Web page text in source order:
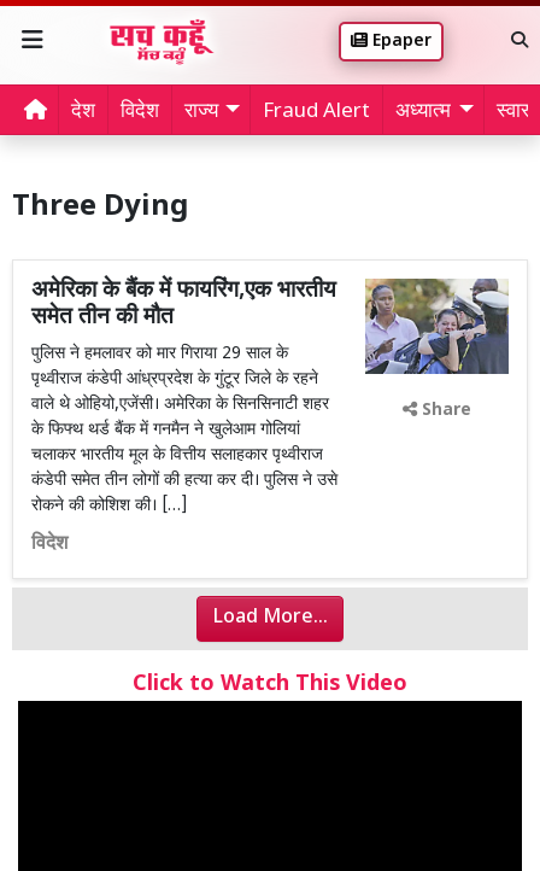
Epaper
देश विदेश राज्य Fraud Alert अध्यात्म
Three Dying
अमेरिका के बैंक में फायरिंग,एक भारतीय
समेत तीन की मौत
पुलिस ने हमलावर को मार गिराया 29 साल के
पृथ्वीराज कंडेपी आंध्रप्रदेश के गुंटूर जिले के रहने
वाले थे ओहियो,एजेंसी। अमेरिका के सिनसिनाटी शहर
के फिफ्थ थर्ड बैंक में गनमैन ने खुलेआम गोलियां
चलाकर भारतीय मूल के वित्तीय सलाहकार पृथ्वीराज
कंडेपी समेत तीन लोगों की हत्या कर दी। पुलिस ने उसे
रोकने की कोशिश की। […]
विदेश
Share
Load More...
Click to Watch This Video